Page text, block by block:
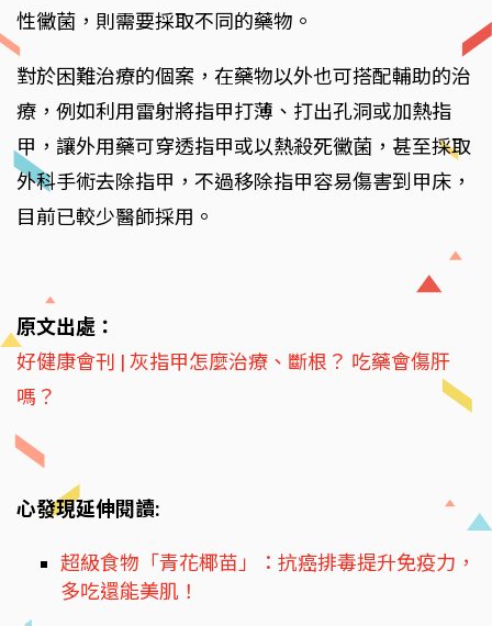
性黴菌，則需要採取不同的藥物。
對於困難治療的個案，在藥物以外也可搭配輔助的治
療，例如利用雷射將指甲打薄、打出孔洞或加熱指
甲，讓外用藥可穿透指甲或以熱殺死黴菌，甚至採取
外科手術去除指甲，不過移除指甲容易傷害到甲床，
目前已較少醫師採用。
原文出處：
好健康會刊 | 灰指甲怎麼治療、斷根？ 吃藥會傷肝
嗎？
心發現延伸閱讀:
超級食物「青花椰苗」：抗癌排毒提升免疫力，
多吃還能美肌！